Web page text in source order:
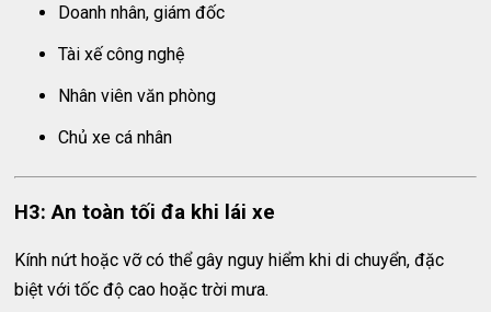
Doanh nhân, giám đốc
Tài xế công nghệ
Nhân viên văn phòng
Chủ xe cá nhân
H3: An toàn tối đa khi lái xe
Kính nứt hoặc vỡ có thể gây nguy hiểm khi di chuyển, đặc
biệt với tốc độ cao hoặc trời mưa.